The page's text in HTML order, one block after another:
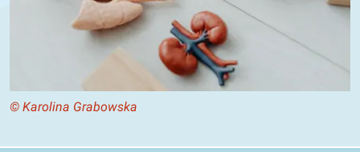
© Karolina Grabowska